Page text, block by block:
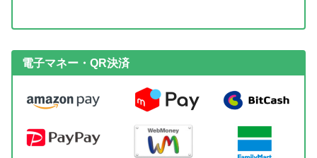
電子マネー・QR決済